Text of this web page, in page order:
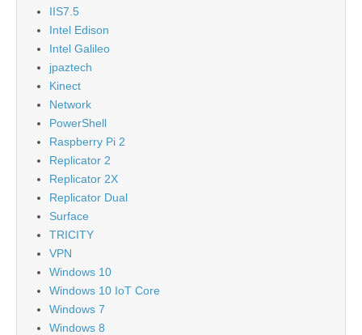
IIS7.5
Intel Edison
Intel Galileo
jpaztech
Kinect
Network
PowerShell
Raspberry Pi 2
Replicator 2
Replicator 2X
Replicator Dual
Surface
TRICITY
VPN
Windows 10
Windows 10 IoT Core
Windows 7
Windows 8